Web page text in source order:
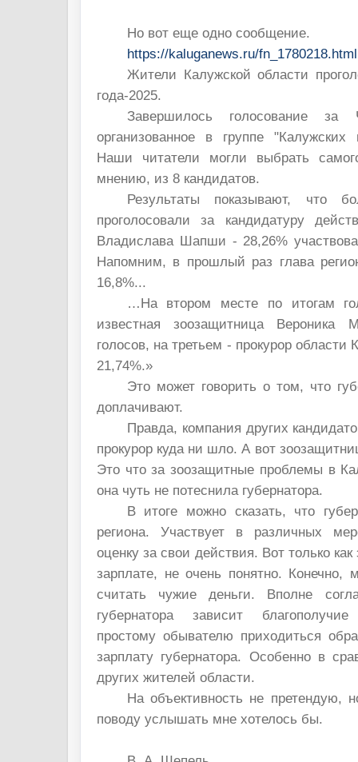
Но вот еще одно сообщение.
https://kaluganews.ru/fn_1780218.html
Жители Калужской области
года-2025.
Завершилось голосование за
организованное в группе "Калужских
Наши читатели могли выбрать
мнению, из 8 кандидатов.
Результаты показывают, что
проголосовали за кандидатуру
Владислава Шапши - 28,26%
Напомним, в прошлый раз глава
16,8%...
…На втором месте по итогам
известная зоозащитница
голосов, на третьем - прокурор области
21,74%.»
Это может говорить о том, что
доплачивают.
Правда, компания других
прокурор куда ни шло. А вот
Это что за зоозащитные проблемы в
она чуть не потеснила губернатора.
В итоге можно сказать, что
региона. Участвует в различных
оценку за свои действия. Вот только как
зарплате, не очень понятно. Конечно,
считать чужие деньги. Вполне
губернатора зависит
простому обывателю приходиться
зарплату губернатора. Особенно в
других жителей области.
На объективность не претендую,
поводу услышать мне хотелось бы.